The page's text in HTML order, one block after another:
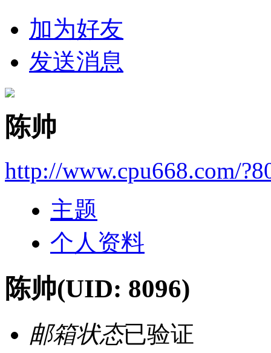
加为好友
发送消息
陈帅
http://www.cpu668.com/
主题
个人资料
陈帅(UID: 8096)
邮箱状态已验证